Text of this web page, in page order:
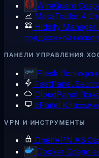
WireGuard
MetaTrader 4
Hiddify Manager
поддержкой
ПАНЕЛИ УПРАВЛЕНИЯ
Plesk
FastPanel
CloudPanel
cPanel
VPN И ИНСТРУМЕНТЫ
OpenVPN AS
Docker Среда